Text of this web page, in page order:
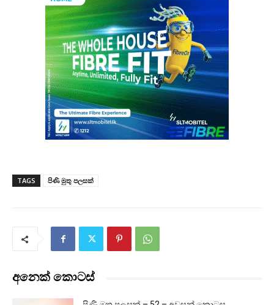
TAGS පිණි මුතු පලසක්
අනෙක් කොටස්